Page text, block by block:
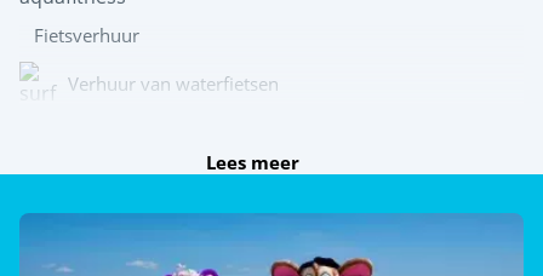
Fietsverhuur
Verhuur van waterfietsen
Ontdek
Dag- en avondanimatie
Lees meer